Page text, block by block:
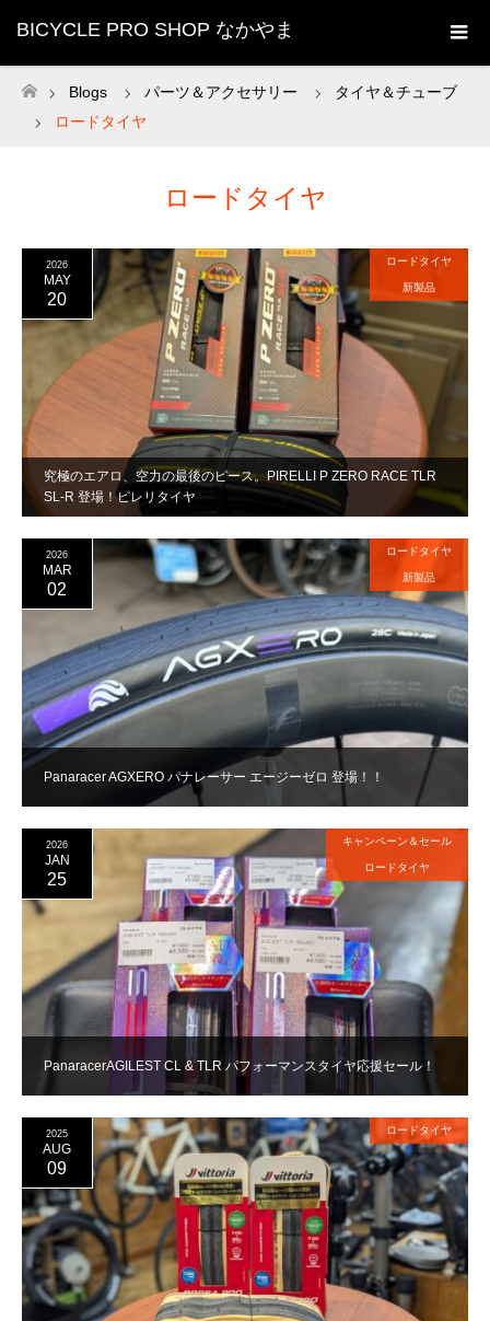
BICYCLE PRO SHOP なかやま
ホーム
Blogs パーツ＆アクセサリー
タイヤ＆チューブ
ロードタイヤ
ロードタイヤ
究極のエアロ、空力の最後のピース。PIRELLI P ZERO RACE TLR
SL-R 登場！ピレリタイヤ
2026
MAY
20
ロードタイヤ
新製品
Panaracer AGXERO パナレーサー エージーゼロ 登場！！
2026
MAR
02
ロードタイヤ
新製品
PanaracerAGILEST CL & TLR パフォーマンスタイヤ応援セール！
2026
JAN
25
キャンペーン＆セール
ロードタイヤ
2025
AUG
09
ロードタイヤ